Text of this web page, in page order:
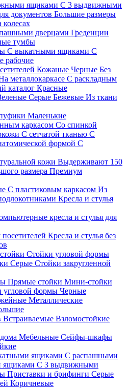
ящиками С 3 выдвижными
документов Большие размеры
дверцами Греденции
тумбы
С выкатными ящиками С
рабочие
Кожаные Черные Без
металлокаркасе С раскладным
каталог Красные
Серые Бежевые Из ткани
Маленькие
каркасом Со спинкой
С сетчатой тканью С
формой С
кожи Выдерживают 150
размера Премиум
С пластиковым каркасом Из
Кресла и стулья
кресла и стулья для
посетителей Кресла и стулья без
Стойки угловой формы
Серые Стойки закругленной
Прямые стойки Мини-стойки
угловой формы Черные
Металлические
Встраиваемые Взломостойкие
Мебельные Сейфы-шкафы
ящиками С распашными
С 3 выдвижными
Приставки и брифинги Серые
Коричневые